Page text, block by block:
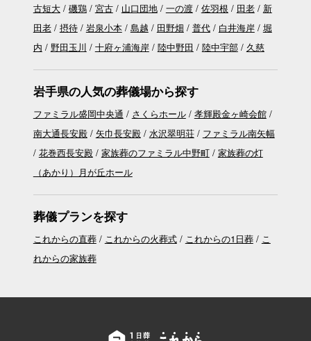
古短大
磯鶏 宮古 山口団地 一の渡 佐羽根 田老
新
田老
摂待 岩泉小本 島越 田野畑 普代 白井海岸
堀
内
野田玉川 十府ヶ浦海岸 陸中野田 陸中宇部 久慈
岩手県の人気の葬儀場から探す
ファミラル盛岡中央通 さくらホール
孝輝殿金ヶ崎会館
南大通長安殿
矢巾長安殿 水沢翠明荘
ファミラル南矢幅
花巻西長安殿
家族葬のファミラル中野町
家族葬の灯
（あかり）月が丘ホール
葬儀プランを探す
これからの直葬 これからの火葬式 これからの1日葬
こ
れからの家族葬